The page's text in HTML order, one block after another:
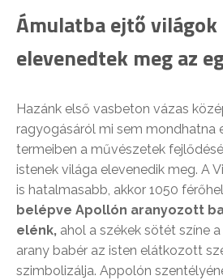
Ámulatba ejtő világok
elevenedtek meg az
Hazánk első vasbeton vázas
ragyogásáról mi sem mondhatna
termeiben a művészetek
istenek világa elevenedik meg. A
is hatalmasabb, akkor 1050
belépve Apollón aranyozott
elénk, ahol a székek sötét színe
arany babér az isten elátkozott
szimbolizálja. Appolón